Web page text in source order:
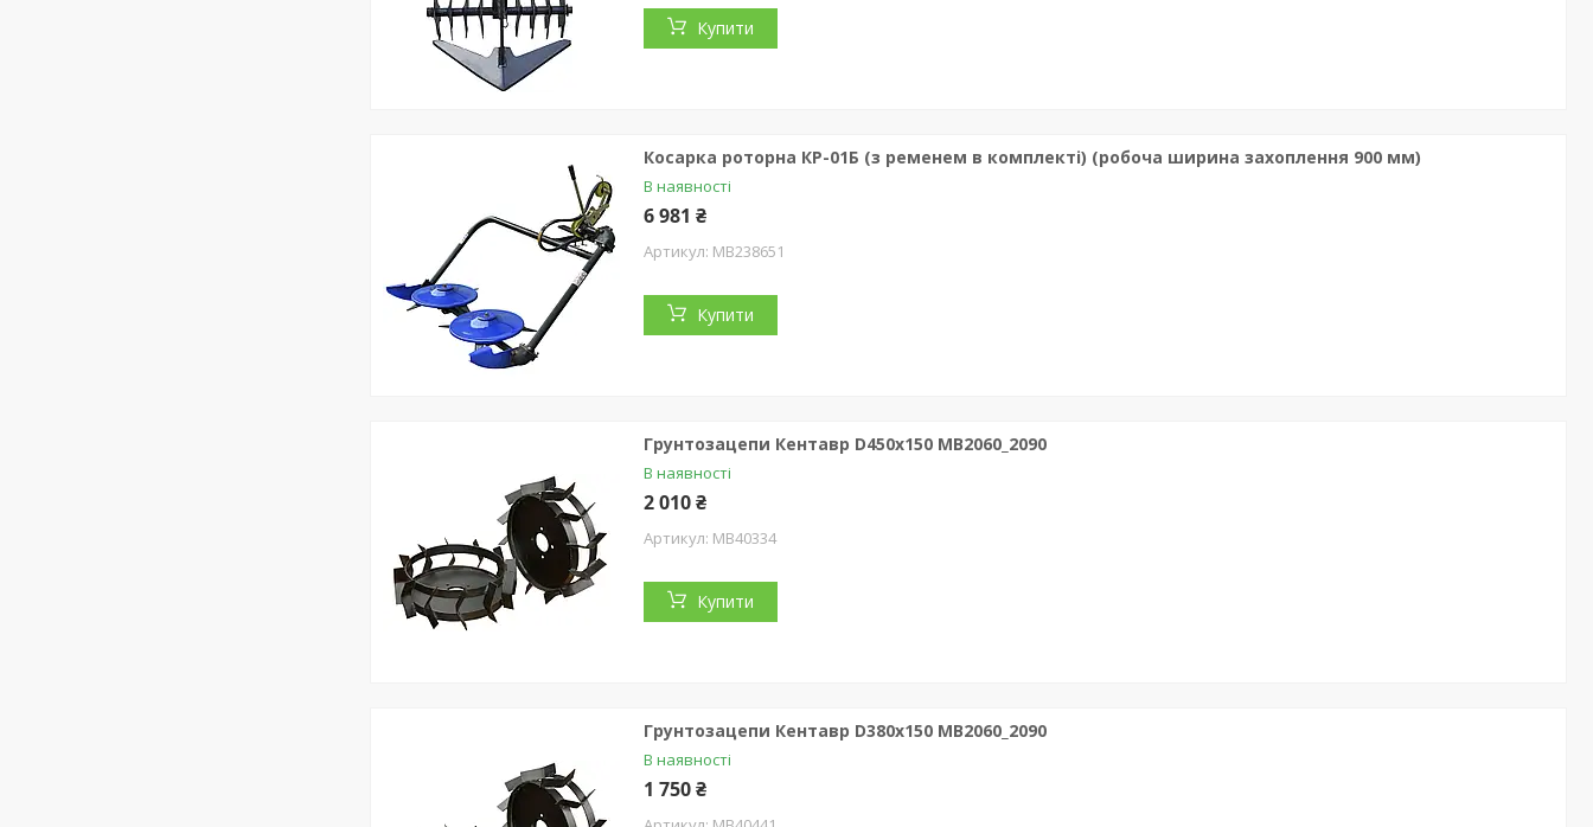
Купити
Косарка роторна КР-01Б (з ременем в комплекті) (робоча ширина захоплення 900 мм)
В наявності
6 981 ₴
MB238651
Купити
Грунтозацепи Кентавр D450x150 МВ2060_2090
В наявності
2 010 ₴
MB40334
Купити
Грунтозацепи Кентавр D380x150 МВ2060_2090
В наявності
1 750 ₴